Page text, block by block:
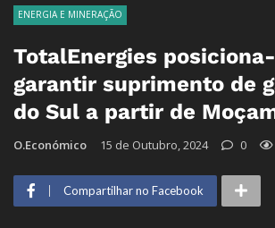
ENERGIA E MINERAÇÃO
TotalEnergies
garantir suprimento de
do Sul a partir de
O.Económico 15 de Outubro, 2024 0
Compartilhar no Facebook